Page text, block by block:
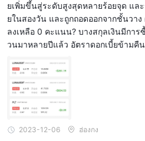
ยเพิ่มขึ้นสู่ระดับสูงสุดหลายร้อยจุด แล
ยในสองวัน และถูกถอดออกจากชั้นว
ลงเหลือ 0 คะแนน? บางสกุลเงินมีกา
วนมาหลายปีแล้ว อัตราดอกเบี้ยข้ามคื
ะสูญเสียทุกสิ่งทุกอย่าง ฉันสูญเสียเงิน
ยเงินไปมากกว่าหนึ่งโหล หนึ่งหมื่นหย
ตำรวจอินเทอร์เน็ตจะปิดกั้นแพลตฟอร์
กการหลอกลวงนักลงทุนรายอื่น
2023-12-06 ฮ่องกง